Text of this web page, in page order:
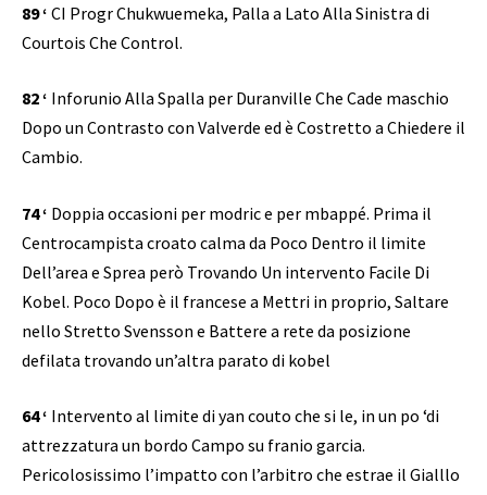
89 ‘ CI Progr Chukwuemeka, Palla a Lato Alla Sinistra di
Courtois Che Control.
82 ‘ Inforunio Alla Spalla per Duranville Che Cade maschio
Dopo un Contrasto con Valverde ed è Costretto a Chiedere il
Cambio.
74 ‘ Doppia occasioni per modric e per mbappé. Prima il
Centrocampista croato calma da Poco Dentro il limite
Dell’area e Sprea però Trovando Un intervento Facile Di
Kobel. Poco Dopo è il francese a Mettri in proprio, Saltare
nello Stretto Svensson e Battere a rete da posizione
defilata trovando un’altra parato di kobel
64 ‘ Intervento al limite di yan couto che si le, in un po ‘di
attrezzatura un bordo Campo su franio garcia.
Pericolosissimo l’impatto con l’arbitro che estrae il Gialllo